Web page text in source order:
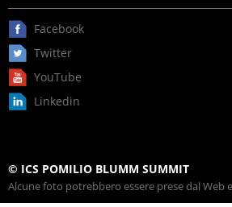
Facebook
Twitter
YouTube
Linkedin
© ICS POMILIO BLUMM SUMMIT
Alcune foto potrebbero essere prese dal